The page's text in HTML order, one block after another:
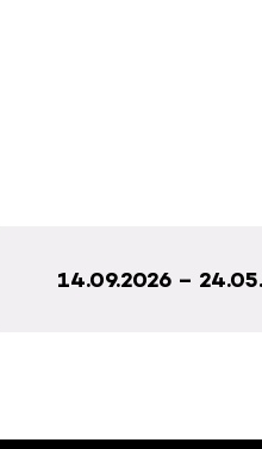
14.09.2026 –